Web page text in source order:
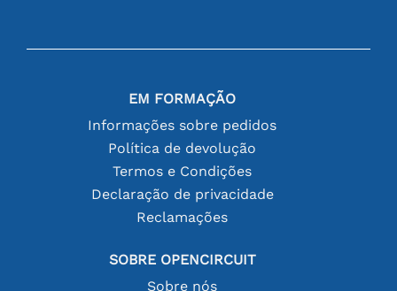
EM FORMAÇÃO
Informações sobre pedidos
Política de devolução
Termos e Condições
Declaração de privacidade
Reclamações
SOBRE OPENCIRCUIT
Sobre nós